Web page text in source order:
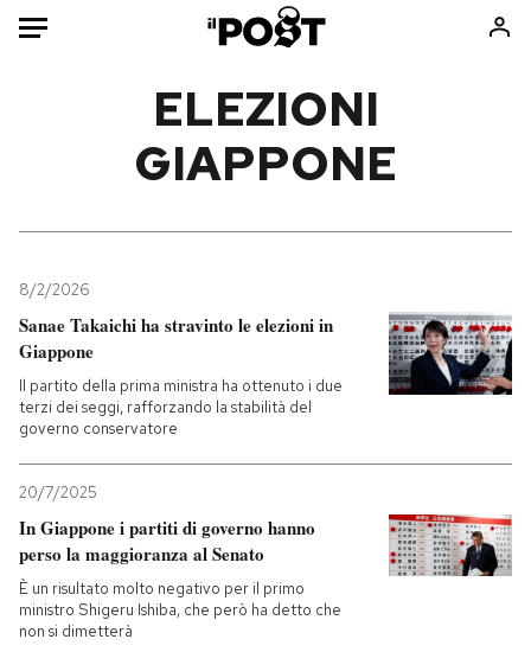
Mondo
Tecnologia
Internet
Cultura
Economia
Libri
Ok Boomer!
Europa
PODCAST
ELEZIONI
GIAPPONE
8/2/2026
Sanae Takaichi ha stravinto le elezioni in
Giappone
Il partito della prima ministra ha ottenuto i due
terzi dei seggi, rafforzando la stabilità del
governo conservatore
20/7/2025
In Giappone i partiti di governo hanno
perso la maggioranza al Senato
È un risultato molto negativo per il primo
ministro Shigeru Ishiba, che però ha detto che
non si dimetterà